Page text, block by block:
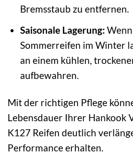
Bremsstaub zu entfernen.
Saisonale Lagerung:
Sommerreifen im Winter
an einem kühlen,
aufbewahren.
Mit der richtigen Pflege
Lebensdauer Ihrer Hankook
K127 Reifen deutlich
Performance erhalten.